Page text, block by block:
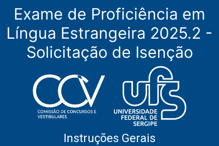
Exame de Proficiência em
Língua Estrangeira 2025.2 -
Solicitação de Isenção
Instruções Gerais